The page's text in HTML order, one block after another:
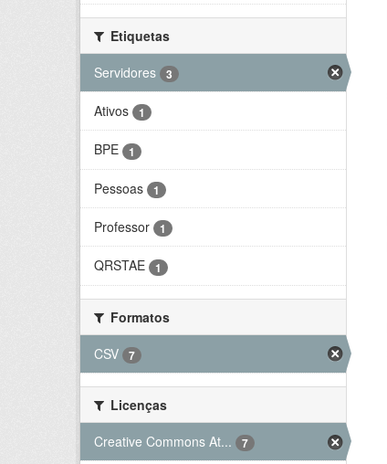
Etiquetas
Servidores
3
Ativos 1
BPE 1
Pessoas 1
Professor 1
QRSTAE 1
Formatos
CSV
7
Licenças
Creative Commons At...
7